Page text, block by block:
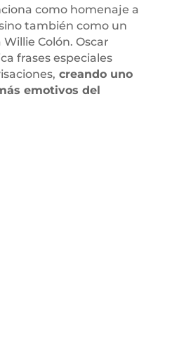
como homenaje a
también como un
Colón. Oscar
frases especiales
creando uno
emotivos del